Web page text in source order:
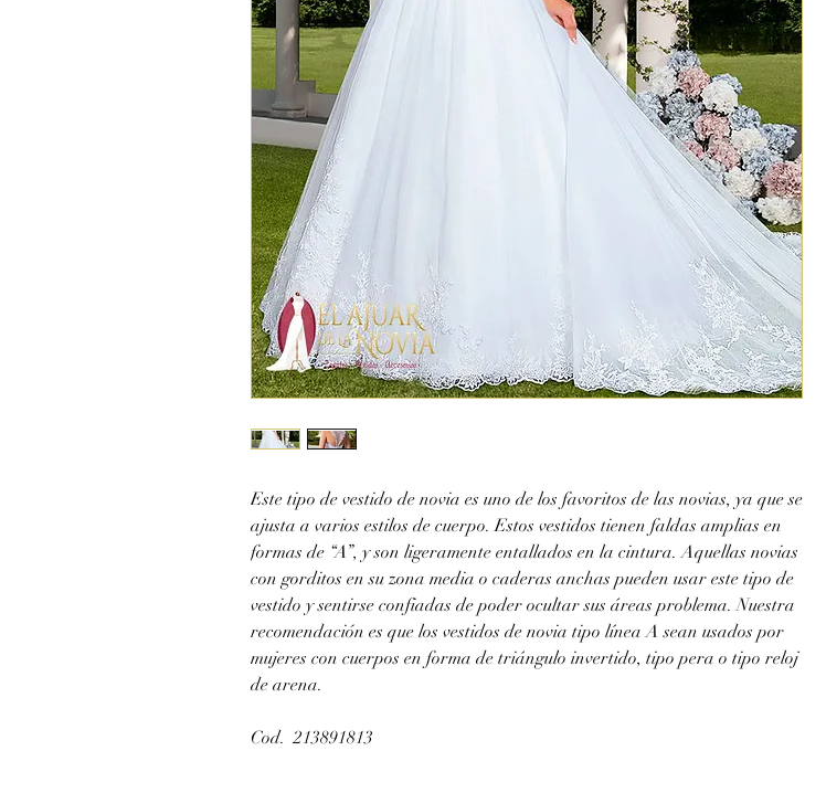
Este tipo de vestido de novia es uno de los favoritos de las novias, ya que se
ajusta a varios estilos de cuerpo. Estos vestidos tienen faldas amplias en
formas de “A”, y son ligeramente entallados en la cintura. Aquellas novias
con gorditos en su zona media o caderas anchas pueden usar este tipo de
vestido y sentirse confiadas de poder ocultar sus áreas problema. Nuestra
recomendación es que los vestidos de novia tipo línea A sean usados por
mujeres con cuerpos en forma de triángulo invertido, tipo pera o tipo reloj
de arena.
Cod. 213891813